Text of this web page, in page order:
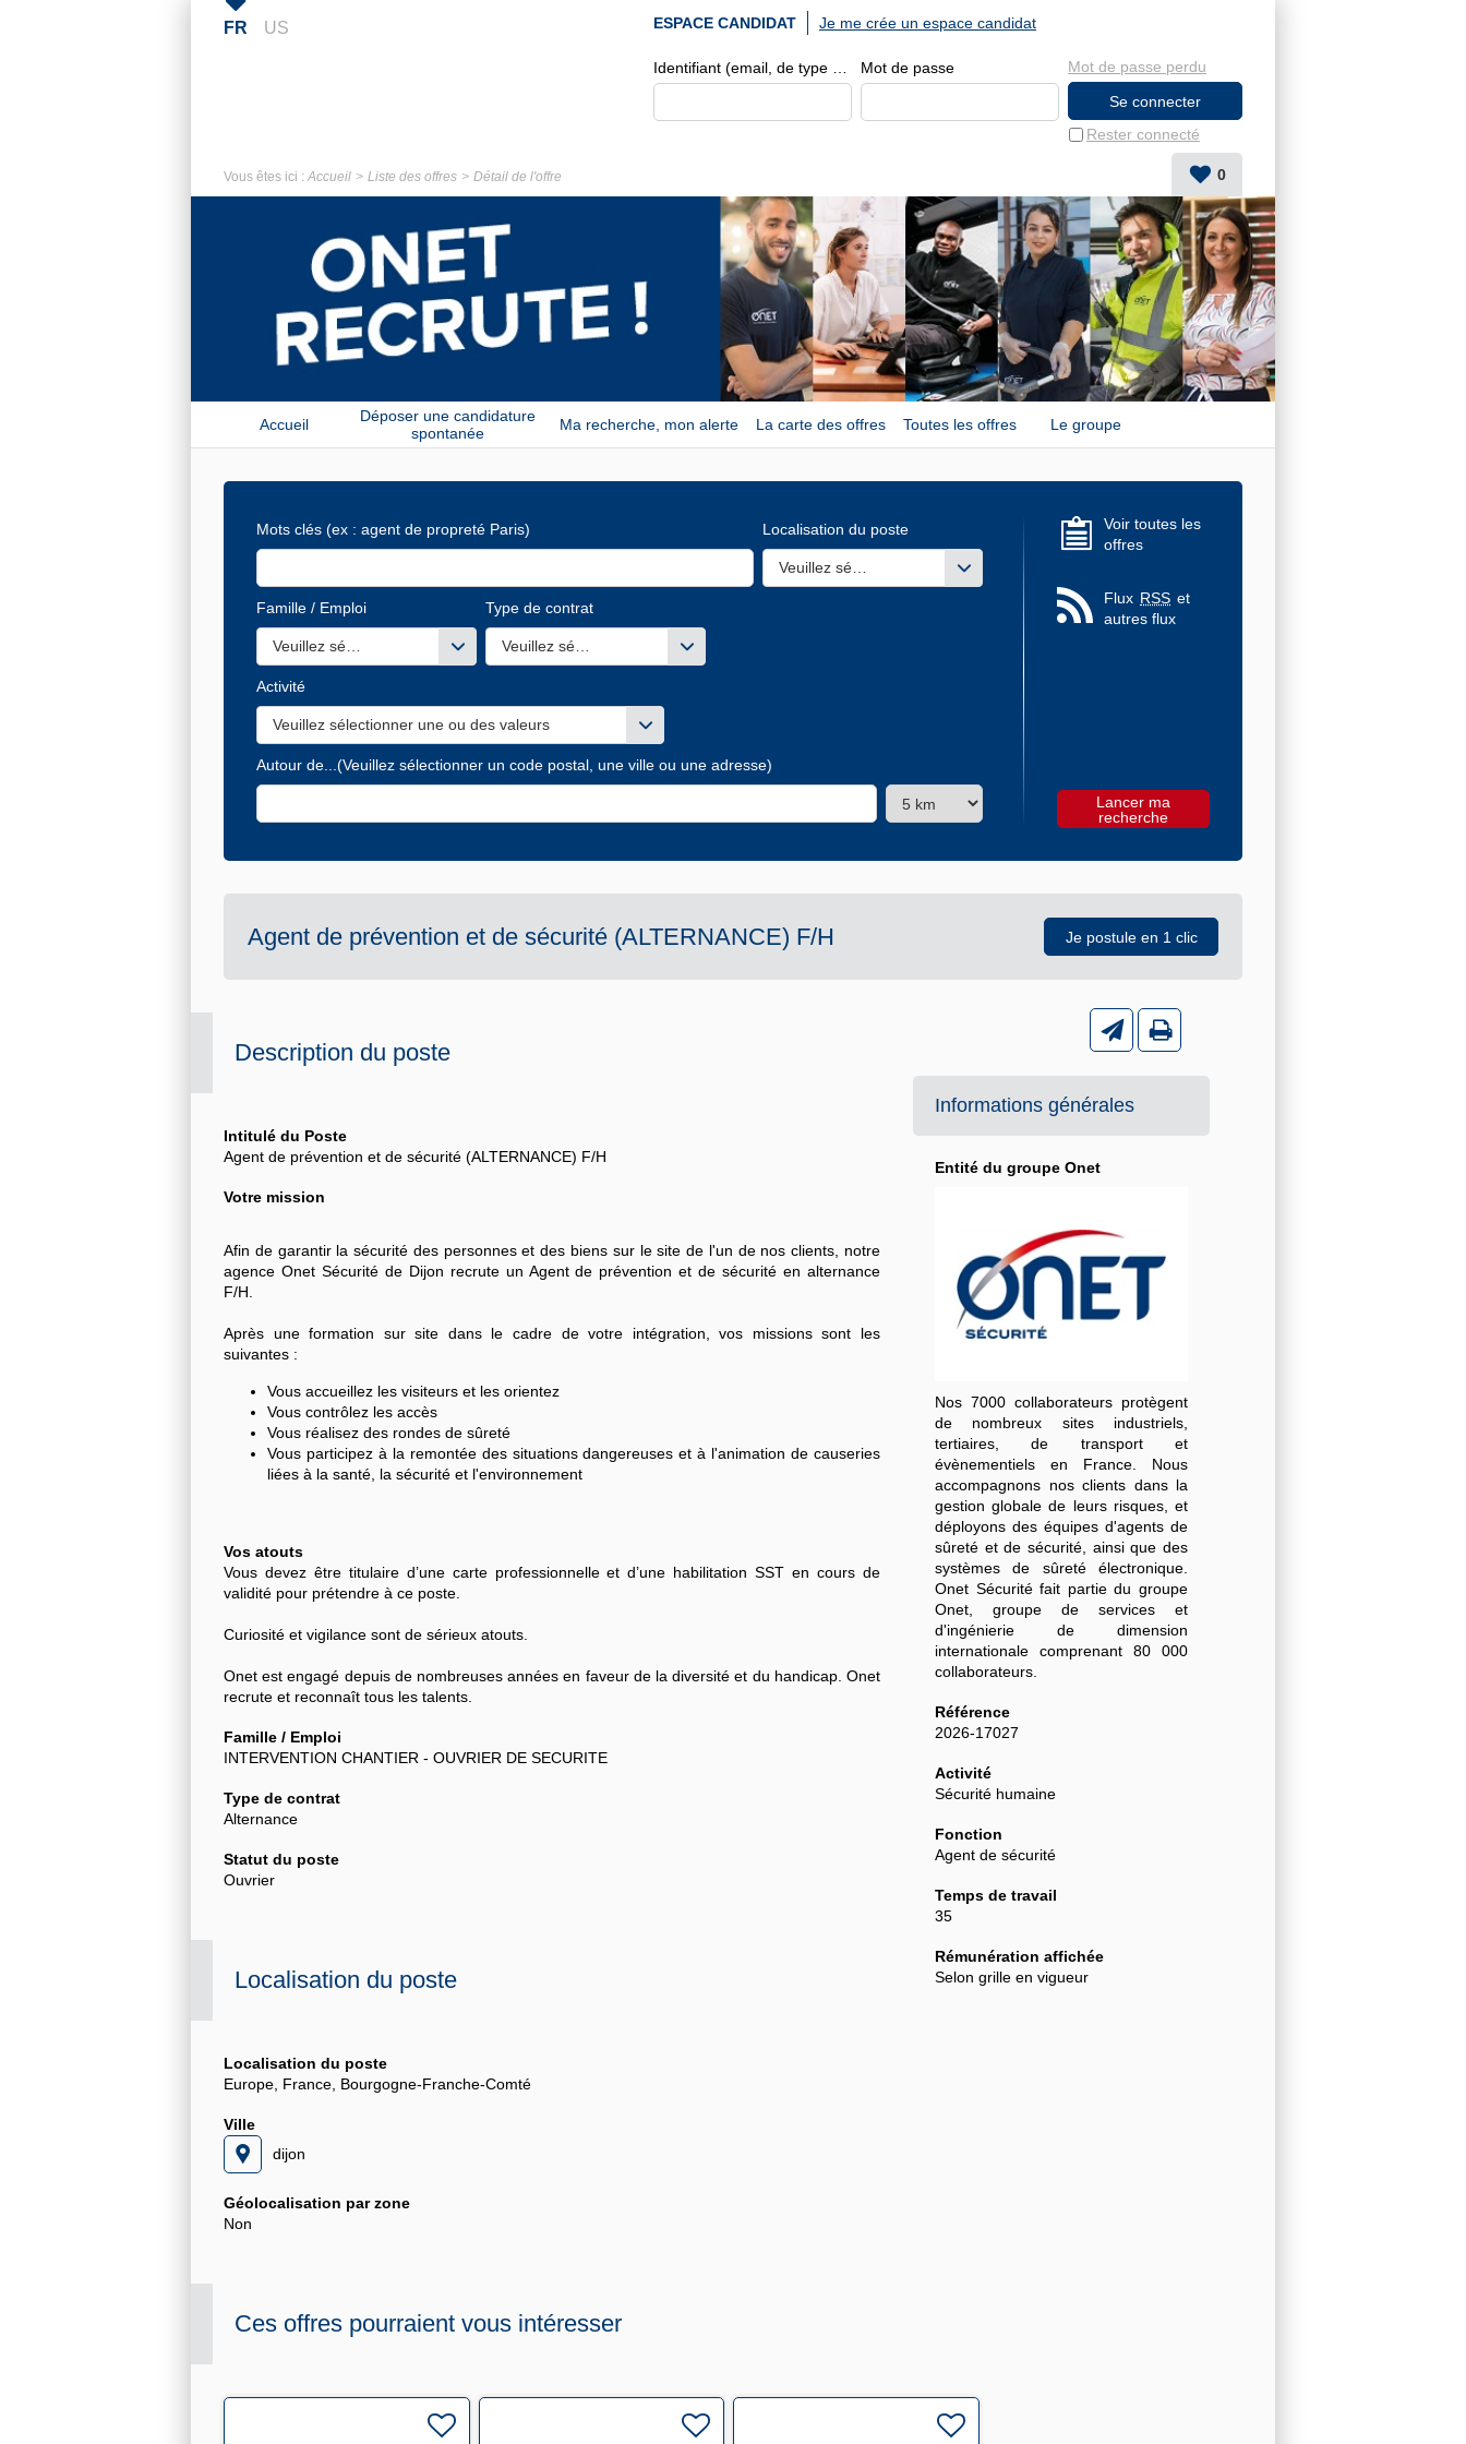
FR US ESPACE CANDIDAT
Mot de passe
Rester connecté
Mot de passe perdu
Je me crée un espace candidat
Vous êtes ici : Accueil Liste des offres Détail de l'offre 0
Accueil
Déposer une candidature
spontanée
Ma recherche, mon alerte La carte des offres Toutes les offres Le groupe
Mots clés (ex : agent de propreté Paris) Localisation du poste
Veuillez sélectionner une ou des valeurs
Famille / Emploi
Veuillez sélectionner une ou des valeurs
Type de contrat
Veuillez sélectionner une ou des valeurs
Activité
Veuillez sélectionner une ou des valeurs
Autour de...(Veuillez sélectionner un code postal, une ville ou une adresse)
Voir toutes les
offres
Flux RSS et
autres flux
Agent de prévention et de sécurité (ALTERNANCE) F/H
Description du poste
Intitulé du Poste
Agent de prévention et de sécurité (ALTERNANCE) F/H
Votre mission
Afin de garantir la sécurité des personnes et des biens sur le site de l'un de nos clients, notre
agence Onet Sécurité de Dijon recrute un Agent de prévention et de sécurité en alternance
F/H.
Après une formation sur site dans le cadre de votre intégration, vos missions sont les
suivantes :
Vous accueillez les visiteurs et les orientez
Vous contrôlez les accès
Vous réalisez des rondes de sûreté
Vous participez à la remontée des situations dangereuses et à l'animation de causeries
liées à la santé, la sécurité et l'environnement
Vos atouts
Vous devez être titulaire d’une carte professionnelle et d’une habilitation SST en cours de
validité pour prétendre à ce poste.
Curiosité et vigilance sont de sérieux atouts.
Onet est engagé depuis de nombreuses années en faveur de la diversité et du handicap. Onet
recrute et reconnaît tous les talents.
Famille / Emploi
INTERVENTION CHANTIER - OUVRIER DE SECURITE
Type de contrat
Alternance
Statut du poste
Ouvrier
Localisation du poste
Localisation du poste
Europe, France, Bourgogne-Franche-Comté
Ville
dijon
Géolocalisation par zone
Non
Informations générales
Entité du groupe Onet
Nos 7000 collaborateurs protègent
de nombreux sites industriels,
tertiaires, de transport et
évènementiels en France. Nous
accompagnons nos clients dans la
gestion globale de leurs risques, et
déployons des équipes d'agents de
sûreté et de sécurité, ainsi que des
systèmes de sûreté électronique.
Onet Sécurité fait partie du groupe
Onet, groupe de services et
d'ingénierie de dimension
internationale comprenant 80 000
collaborateurs.
Référence
2026-17027
Activité
Sécurité humaine
Fonction
Agent de sécurité
Temps de travail
35
Rémunération affichée
Selon grille en vigueur
Ces offres pourraient vous intéresser